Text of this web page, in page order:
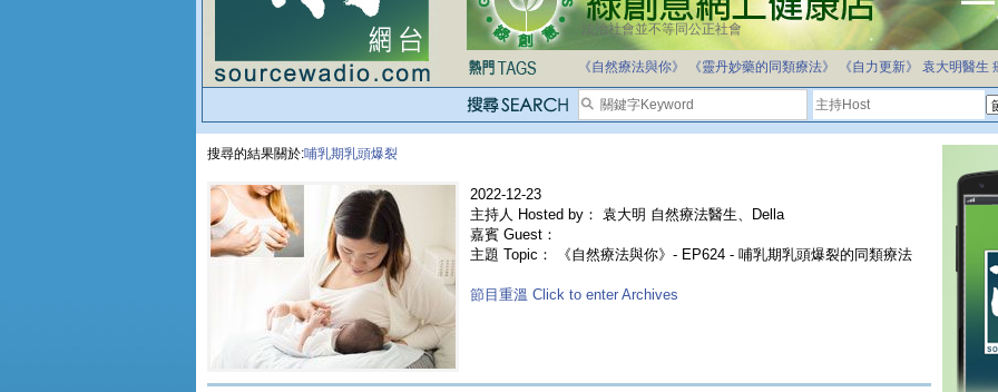
法治社會並不等同公正社會
《自然療法與你》 《靈丹妙藥的同類療法》 《自力更新》 袁大明醫生
搜尋的結果關於:哺乳期乳頭爆裂
2022-12-23
主持人 Hosted by： 袁大明 自然療法醫生、Della
嘉賓 Guest：
主題 Topic： 《自然療法與你》- EP624 - 哺乳期乳頭爆裂的同類療法
節目重溫 Click to enter Archives